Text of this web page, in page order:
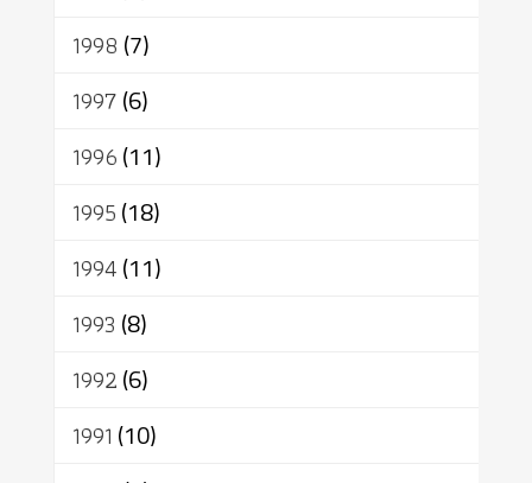
1998 (7)
1997(6)
1996(11)
1995(18)
1994(11)
1993 (8)
1992(6)
1991 (10)